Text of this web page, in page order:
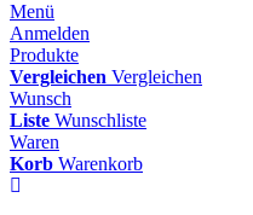
Menü
Anmelden
Produkte
Vergleichen Vergleichen
Wunsch
Liste Wunschliste
Waren
Korb Warenkorb